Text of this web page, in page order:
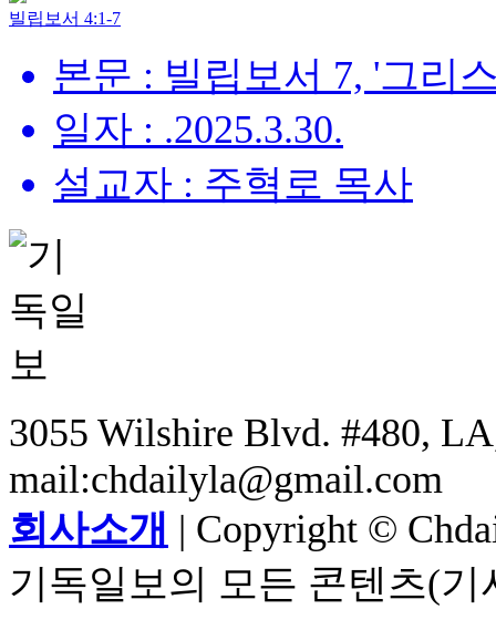
빌립보서 4:1-7
본문 : 빌립보서 7, '그리
일자 : .2025.3.30.
설교자 : 주혁로 목사
3055 Wilshire Blvd. #480,
mail:chdailyla@gmail.com
회사소개 | Copyright ©
기독일보의 모든 콘텐츠(